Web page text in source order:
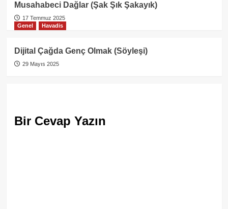
Musahabeci Dağlar (Şak Şık Şakayık)
17 Temmuz 2025
Genel
Havadis
Dijital Çağda Genç Olmak (Söyleşi)
29 Mayıs 2025
Bir Cevap Yazın